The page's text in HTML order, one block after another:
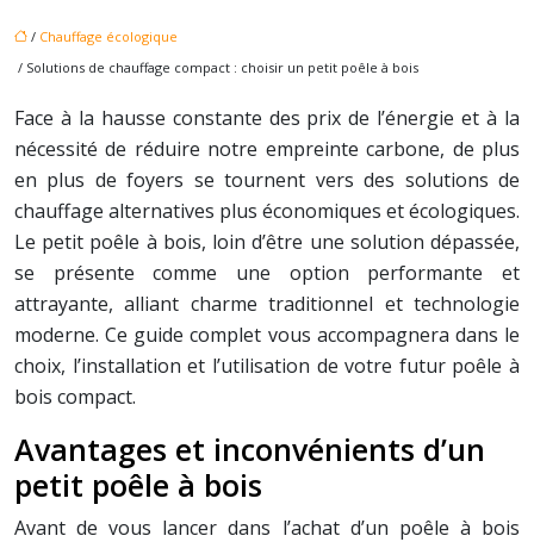
/ Chauffage écologique
/ Solutions de chauffage compact : choisir un petit poêle à bois
Face à la hausse constante des prix de l’énergie et à la
nécessité de réduire notre empreinte carbone, de plus
en plus de foyers se tournent vers des solutions de
chauffage alternatives plus économiques et écologiques.
Le petit poêle à bois, loin d’être une solution dépassée,
se présente comme une option performante et
attrayante, alliant charme traditionnel et technologie
moderne. Ce guide complet vous accompagnera dans le
choix, l’installation et l’utilisation de votre futur poêle à
bois compact.
Avantages et inconvénients d’un
petit poêle à bois
Avant de vous lancer dans l’achat d’un poêle à bois